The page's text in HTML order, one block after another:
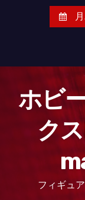
ホビ
ク
フィギュ